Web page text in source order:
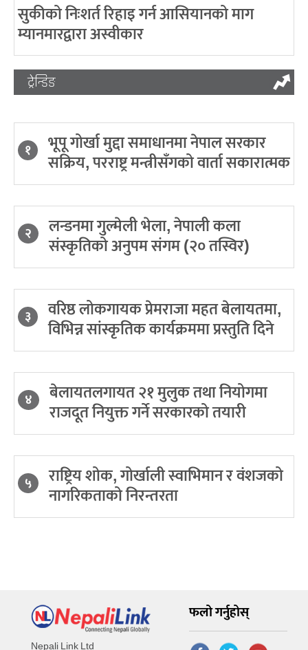
सुकीको निःशर्त रिहाइ गर्न आसियानको माग
म्यानमारद्वारा अस्वीकार
ट्रेन्डिङ
१ भूपू गोर्खा मुद्दा समाधानमा नेपाल सरकार
सक्रिय, परराष्ट्र मन्त्रीसँगको वार्ता सकारात्मक
२ लन्डनमा गुल्मेली भेला, नेपाली कला
संस्कृतिको अनुपम संगम (२० तस्विर)
३ वरिष्ठ लोकगायक प्रेमराजा महत बेलायतमा,
विभिन्न सांस्कृतिक कार्यक्रममा प्रस्तुति दिने
४ बेलायतलगायत २१ मुलुक तथा नियोगमा
राजदूत नियुक्त गर्ने सरकारको तयारी
५ राष्ट्रिय शोक, गोर्खाली स्वाभिमान र वंशजको
नागरिकताको निरन्तरता
Nepali Link Ltd
फलो गर्नुहोस्